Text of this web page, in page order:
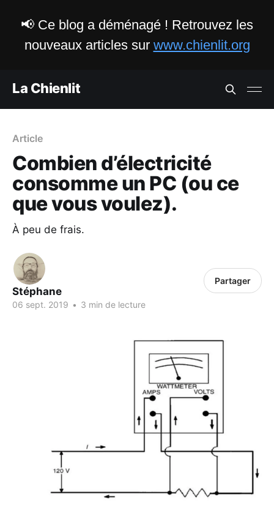
📢 Ce blog a déménagé ! Retrouvez les
nouveaux articles sur www.chienlit.org
La Chienlit
Article
Combien d’électricité
consomme un PC (ou ce
que vous voulez).
À peu de frais.
Stéphane
06 sept. 2019 • 3 min de lecture
Partager